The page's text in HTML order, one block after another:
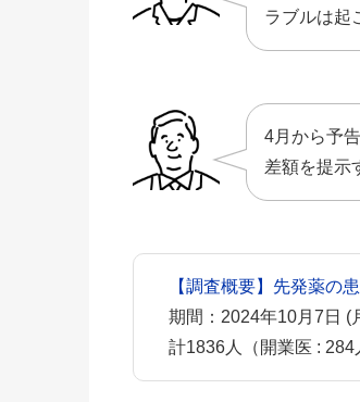
ラブルは起
4月から予
差額を提示
【調査概要】先発薬の
期間：2024年10月7日 (
計1836人（開業医 : 284